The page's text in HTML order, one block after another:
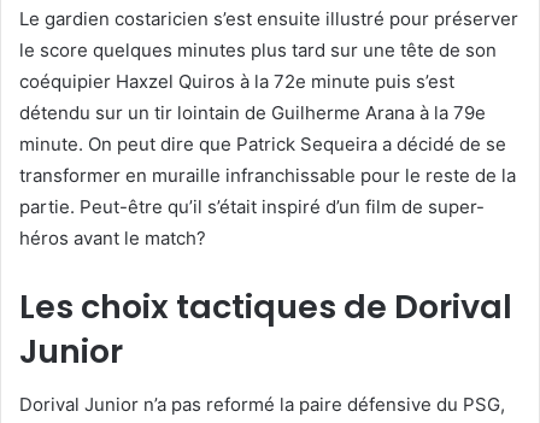
Le gardien costaricien s’est ensuite illustré pour préserver
le score quelques minutes plus tard sur une tête de son
coéquipier Haxzel Quiros à la 72e minute puis s’est
détendu sur un tir lointain de Guilherme Arana à la 79e
minute. On peut dire que Patrick Sequeira a décidé de se
transformer en muraille infranchissable pour le reste de la
partie. Peut-être qu’il s’était inspiré d’un film de super-
héros avant le match?
Les choix tactiques de Dorival
Junior
Dorival Junior n’a pas reformé la paire défensive du PSG,